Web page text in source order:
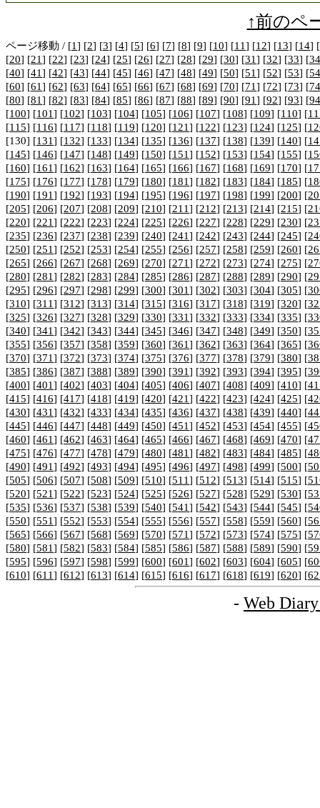
↑前のペ
ページ移動 / [1] [2] [3] [4] [5] [6] [7] [8] [9] [10] [11] [12] [13] [14] [
[20] [21] [22] [23] [24] [25] [26] [27] [28] [29] [30] [31] [32] [33] [34
[40] [41] [42] [43] [44] [45] [46] [47] [48] [49] [50] [51] [52] [53] [54
[60] [61] [62] [63] [64] [65] [66] [67] [68] [69] [70] [71] [72] [73] [74
[80] [81] [82] [83] [84] [85] [86] [87] [88] [89] [90] [91] [92] [93] [94
[100] [101] [102] [103] [104] [105] [106] [107] [108] [109] [110] [
[115] [116] [117] [118] [119] [120] [121] [122] [123] [124] [125] [
[130] [131] [132] [133] [134] [135] [136] [137] [138] [139] [140] [
[145] [146] [147] [148] [149] [150] [151] [152] [153] [154] [155] [
[160] [161] [162] [163] [164] [165] [166] [167] [168] [169] [170] [
[175] [176] [177] [178] [179] [180] [181] [182] [183] [184] [185] [
[190] [191] [192] [193] [194] [195] [196] [197] [198] [199] [200] [
[205] [206] [207] [208] [209] [210] [211] [212] [213] [214] [215] [
[220] [221] [222] [223] [224] [225] [226] [227] [228] [229] [230] [
[235] [236] [237] [238] [239] [240] [241] [242] [243] [244] [245] [
[250] [251] [252] [253] [254] [255] [256] [257] [258] [259] [260] [
[265] [266] [267] [268] [269] [270] [271] [272] [273] [274] [275] [
[280] [281] [282] [283] [284] [285] [286] [287] [288] [289] [290] [
[295] [296] [297] [298] [299] [300] [301] [302] [303] [304] [305] [
[310] [311] [312] [313] [314] [315] [316] [317] [318] [319] [320] [
[325] [326] [327] [328] [329] [330] [331] [332] [333] [334] [335] [
[340] [341] [342] [343] [344] [345] [346] [347] [348] [349] [350] [
[355] [356] [357] [358] [359] [360] [361] [362] [363] [364] [365] [
[370] [371] [372] [373] [374] [375] [376] [377] [378] [379] [380] [
[385] [386] [387] [388] [389] [390] [391] [392] [393] [394] [395] [
[400] [401] [402] [403] [404] [405] [406] [407] [408] [409] [410] [
[415] [416] [417] [418] [419] [420] [421] [422] [423] [424] [425] [
[430] [431] [432] [433] [434] [435] [436] [437] [438] [439] [440] [
[445] [446] [447] [448] [449] [450] [451] [452] [453] [454] [455] [
[460] [461] [462] [463] [464] [465] [466] [467] [468] [469] [470] [
[475] [476] [477] [478] [479] [480] [481] [482] [483] [484] [485] [
[490] [491] [492] [493] [494] [495] [496] [497] [498] [499] [500] [
[505] [506] [507] [508] [509] [510] [511] [512] [513] [514] [515] [
[520] [521] [522] [523] [524] [525] [526] [527] [528] [529] [530] [
[535] [536] [537] [538] [539] [540] [541] [542] [543] [544] [545] [
[550] [551] [552] [553] [554] [555] [556] [557] [558] [559] [560] [
[565] [566] [567] [568] [569] [570] [571] [572] [573] [574] [575] [
[580] [581] [582] [583] [584] [585] [586] [587] [588] [589] [590] [
[595] [596] [597] [598] [599] [600] [601] [602] [603] [604] [605] [
[610] [611] [612] [613] [614] [615] [616] [617] [618] [619] [620] [
- Web